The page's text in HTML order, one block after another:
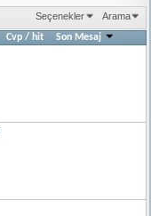
Seçenekler Arama
Cvp /hit Son Mesaj